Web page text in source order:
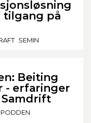
tilgang på
SEMIN
Beiting
- erfaringer